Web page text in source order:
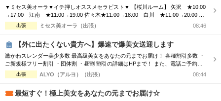
▼ミセス美オーラ▼イチ押しオススメセラピスト▼ 【桜川ルーム】 矢沢 ★10:00
→17:00 江南 ★11:00→19:00 佐々木★11:00→18:00 白川 ★11:00→20:00 小
坂 ★11:00→19:00 泉 ★11:30→17:00 南野 ★12:00→18:00 霞 ★12:0
0→19:30 星 ★12:00→23:00 安藤 ★13:00→19:00 絵美 ★13:...
出張 ミセス美オーラ（出張） 08:46
【外に出たくない貴方へ】爆速で爆美女送迎します
激かわスレンダー美少多数 最高級美女をあなたの元までお届け！ 各種割引多数 ・
ご新規様フリー割引 ・団体割 ・昼割 割引の詳細はHPまで！ また、電話ご予約を
優先させて頂きますので、 ご予約の際はお電話をオススメ致します！ ご了承下さ
いませ☆
出張 ALYO（アルヨ）（出張） 08:44
最短すぐ！極上美女をあなたの元までお届け☆